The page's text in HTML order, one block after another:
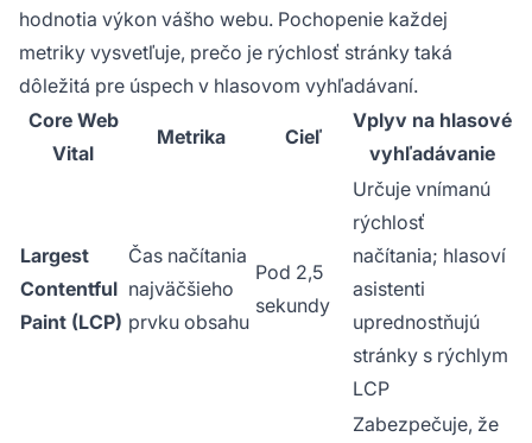
hodnotia výkon vášho webu. Pochopenie každej
metriky vysvetľuje, prečo je rýchlosť stránky taká
dôležitá pre úspech v hlasovom vyhľadávaní.
Core Web
Vital
Metrika Cieľ
Vplyv na hlasové
vyhľadávanie
Largest
Contentful
Paint (LCP)
Čas načítania
najväčšieho
prvku obsahu
Pod 2,5
sekundy
Určuje vnímanú
rýchlosť
načítania; hlasoví
asistenti
uprednostňujú
stránky s rýchlym
LCP
Zabezpečuje, že